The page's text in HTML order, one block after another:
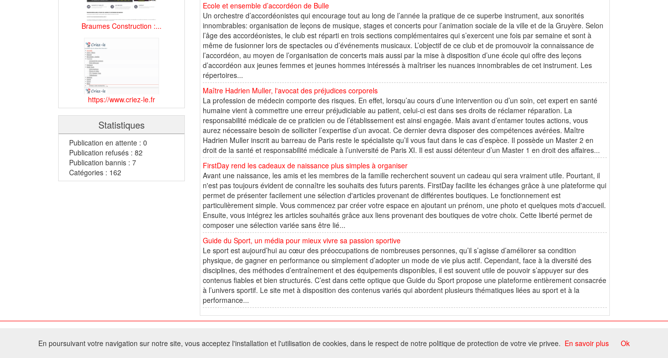
Braumes Construction :...
https://www.criez-le.fr
Statistiques
Publication en attente : 0
Publication refusés : 82
Publication bannis : 7
Catégories : 162
Ecole et ensemble d’accordéon de Bulle
Un orchestre d’accordéonistes qui encourage tout au long de l’année la pratique de ce superbe instrument, aux sonorités
innombrables: organisation de leçons de musique, stages et concerts pour l’animation sociale de la ville et de la Gruyère. Selon
l’âge des accordéonistes, le club est réparti en trois sections complémentaires qui s’exercent une fois par semaine et sont à
même de fusionner lors de spectacles ou d’événements musicaux. L’objectif de ce club et de promouvoir la connaissance de
l’accordéon, au moyen de l’organisation de concerts mais aussi par la mise à disposition d’une école qui offre des leçons
d’accordéon aux jeunes femmes et jeunes hommes intéressés à maîtriser les nuances innombrables de cet instrument. Les
répertoires...
Maître Hadrien Muller, l'avocat des préjudices corporels
La profession de médecin comporte des risques. En effet, lorsqu’au cours d’une intervention ou d’un soin, cet expert en santé
humaine vient à commettre une erreur préjudiciable au patient, celui-ci est dans ses droits de réclamer réparation. La
responsabilité médicale de ce praticien ou de l’établissement est ainsi engagée. Mais avant d’entamer toutes actions, vous
aurez nécessaire besoin de solliciter l’expertise d’un avocat. Ce dernier devra disposer des compétences avérées. Maître
Hadrien Muller inscrit au barreau de Paris reste le spécialiste qu’il vous faut dans le cas d’espèce. Il possède un Master 2 en
droit de la santé et responsabilité médicale à l’université de Paris XI. Il est aussi détenteur d’un Master 1 en droit des affaires...
FirstDay rend les cadeaux de naissance plus simples à organiser
Avant une naissance, les amis et les membres de la famille recherchent souvent un cadeau qui sera vraiment utile. Pourtant, il
n'est pas toujours évident de connaître les souhaits des futurs parents. FirstDay facilite les échanges grâce à une plateforme qui
permet de présenter facilement une sélection d'articles provenant de différentes boutiques. Le fonctionnement est
particulièrement simple. Vous commencez par créer votre espace en ajoutant un prénom, une photo et quelques mots d'accueil.
Ensuite, vous intégrez les articles souhaités grâce aux liens provenant des boutiques de votre choix. Cette liberté permet de
composer une sélection variée sans être lié...
Guide du Sport, un média pour mieux vivre sa passion sportive
Le sport est aujourd’hui au cœur des préoccupations de nombreuses personnes, qu’il s’agisse d’améliorer sa condition
physique, de gagner en performance ou simplement d’adopter un mode de vie plus actif. Cependant, face à la diversité des
disciplines, des méthodes d’entraînement et des équipements disponibles, il est souvent utile de pouvoir s’appuyer sur des
contenus fiables et bien structurés. C’est dans cette optique que Guide du Sport propose une plateforme entièrement consacrée
à l’univers sportif. Le site met à disposition des contenus variés qui abordent plusieurs thématiques liées au sport et à la
performance...
Tous droits réservés - Toute reproduction du contenu de ce site, même partielle, est interdite sans accord du propriétaire.
En poursuivant votre navigation sur notre site, vous acceptez l'installation et l'utilisation de cookies, dans le respect de notre politique de protection de votre vie privee. En savoir plus Ok